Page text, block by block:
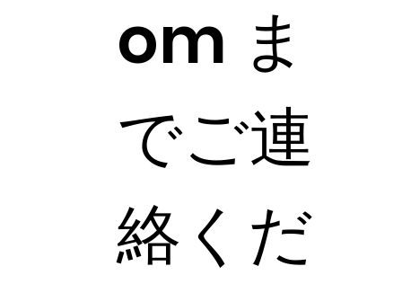
om ま
でご連
絡くだ